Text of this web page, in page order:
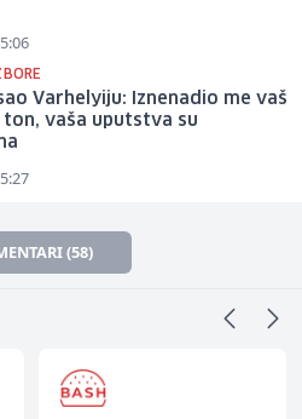
Varhelyiju: Iznenadio me vaš
vaša uputstva su
(58)